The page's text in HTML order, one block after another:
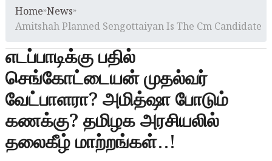
t
o
Home»News»
Amitshah Planned Sengottaiyan Is The Cm Candidate
எடப்பாடிக்கு பதில்
செங்கோட்டையன் முதல்வர்
வேட்பாளரா? அமித்ஷா போடும்
கணக்கு? தமிழக அரசியலில்
தலைகீழ் மாற்றங்கள்..!